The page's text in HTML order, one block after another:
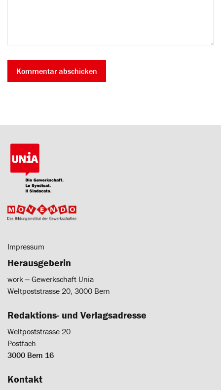
Impressum
Herausgeberin
work ‒ Gewerkschaft Unia
Weltpoststrasse 20, 3000 Bern
Redaktions- und Verlagsadresse
Weltpoststrasse 20
Postfach
3000 Bern 16
Kontakt